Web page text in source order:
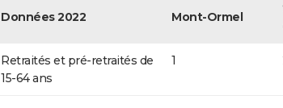
Données 2022 Mont-Ormel
Retraités et pré-retraités de
15-64 ans
1